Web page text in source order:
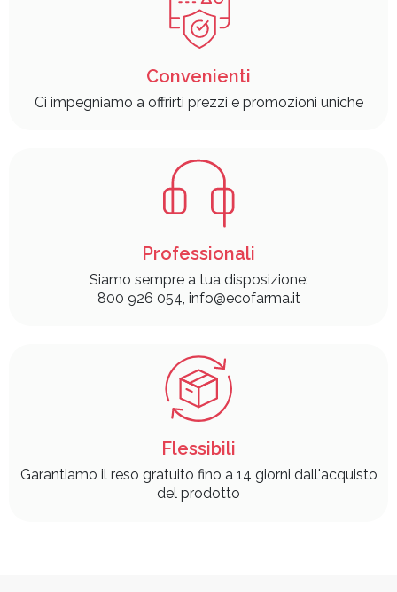
Convenienti
Ci impegniamo a offrirti prezzi e promozioni uniche
Professionali
Siamo sempre a tua disposizione:
800 926 054, info@ecofarma.it
Flessibili
Garantiamo il reso gratuito fino a 14 giorni dall'acquisto
del prodotto